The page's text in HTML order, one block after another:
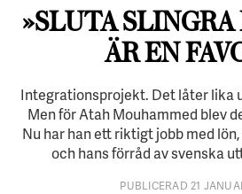
»SLUTA
ÄR EN
Integrationsprojekt. Det låter lika
Men för Atah Mouhammed blev
Nu har han ett riktigt jobb med
och hans förråd av svenska
PUBLICERAD 21